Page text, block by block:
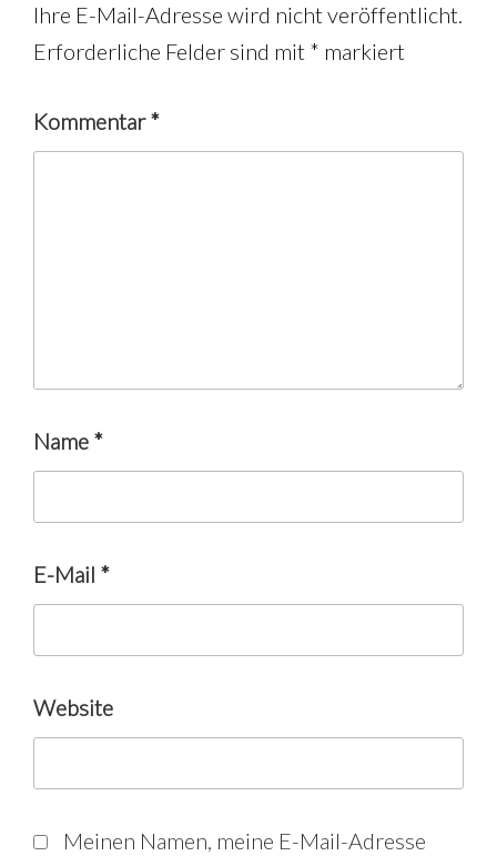
Ihre E-Mail-Adresse wird nicht veröffentlicht.
Erforderliche Felder sind mit * markiert
Kommentar*
Name *
E-Mail *
Website
Meinen Namen, meine E-Mail-Adresse